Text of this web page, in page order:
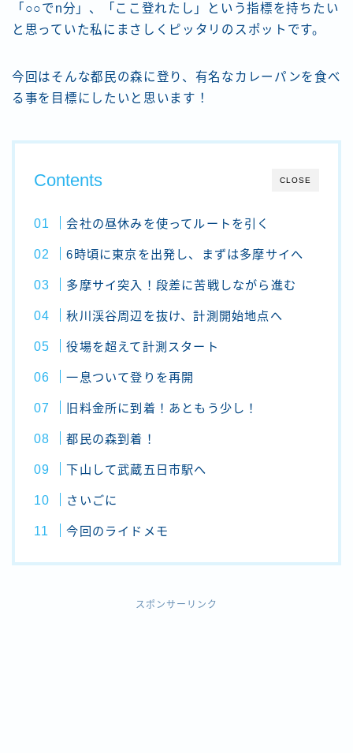
「○○でn分」、「ここ登れたし」という指標を持ちたい
と思っていた私にまさしくピッタリのスポットです。
今回はそんな都民の森に登り、有名なカレーパンを食べ
る事を目標にしたいと思います！
CLOSE
Contents
会社の昼休みを使ってルートを引く
6時頃に東京を出発し、まずは多摩サイへ
多摩サイ突入！段差に苦戦しながら進む
秋川渓谷周辺を抜け、計測開始地点へ
役場を超えて計測スタート
一息ついて登りを再開
旧料金所に到着！あともう少し！
都民の森到着！
下山して武蔵五日市駅へ
さいごに
今回のライドメモ
スポンサーリンク